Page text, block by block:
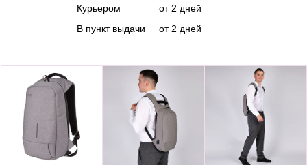
Курьером
В пункт выдачи
от 2 дней
от 2 дней